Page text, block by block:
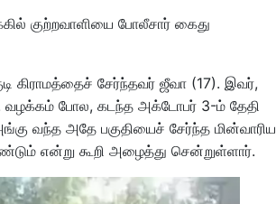
குற்றவாளியை போலீசார் கைது
கிராமத்தைச் சேர்ந்தவர் ஜீவா (17). இவர்,
வழக்கம் போல, கடந்த அக்டோபர் 3-ம் தேதி
வந்த அதே பகுதியைச் சேர்ந்த மின்வாரிய
என்று கூறி அழைத்து சென்றுள்ளார்.